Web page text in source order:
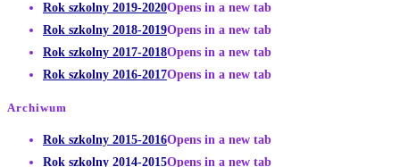
Rok szkolny 2019-2020Opens in a new tab
Rok szkolny 2018-2019Opens in a new tab
Rok szkolny 2017-2018Opens in a new tab
Rok szkolny 2016-2017Opens in a new tab
Archiwum
Rok szkolny 2015-2016Opens in a new tab
Rok szkolny 2014-2015Opens in a new tab